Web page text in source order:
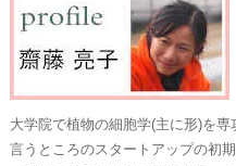
大学院で植物の細胞学(主に形)を
言うところのスタートアップの初